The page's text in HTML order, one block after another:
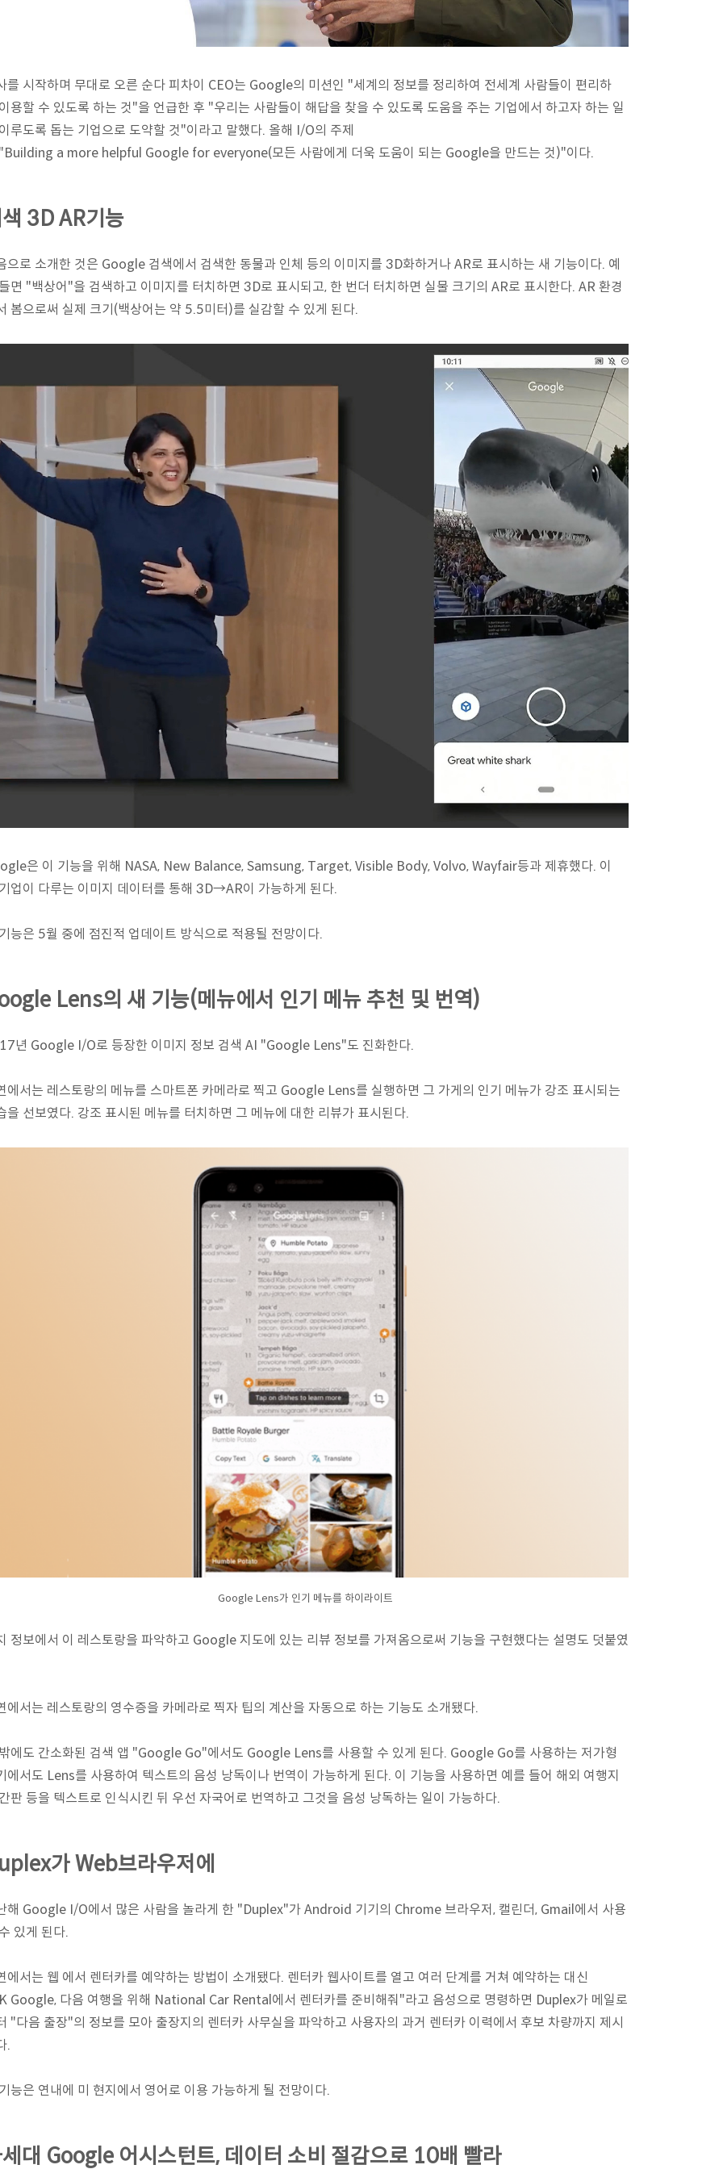
를 시작하며 무대로 오른 순다 피차이 CEO는 Google의 미션인 "세계의 정보를 정리하여 전세계 사람들이 편리하
용할 수 있도록 하는 것"을 언급한 후 "우리는 사람들이 해답을 찾을 수 있도록 도움을 주는 기업에서 하고자 하는 일
루도록 돕는 기업으로 도약할 것"이라고 말했다. 올해 I/O의 주제
a more helpful Google for everyone(모든 사람에게 더욱 도움이 되는 Google을 만드는 것)"이다.
3D AR기능
으로 소개한 것은 Google 검색에서 검색한 동물과 인체 등의 이미지를 3D화하거나 AR로 표시하는 새 기능이다. 예
면 "백상어"을 검색하고 이미지를 터치하면 3D로 표시되고, 한 번더 터치하면 실물 크기의 AR로 표시한다. AR 환경
봄으로써 실제 크기(백상어는 약 5.5미터)를 실감할 수 있게 된다.
은 이 기능을 위해 NASA, New Balance, Samsung, Target, Visible Body, Volvo, Wayfair등과 제휴했다. 이
업이 다루는 이미지 데이터를 통해 3D→AR이 가능하게 된다.
능은 5월 중에 점진적 업데이트 방식으로 적용될 전망이다.
Lens의 새 기능(메뉴에서 인기 메뉴 추천 및 번역)
년 Google I/O로 등장한 이미지 정보 검색 AI "Google Lens"도 진화한다.
에서는 레스토랑의 메뉴를 스마트폰 카메라로 찍고 Google Lens를 실행하면 그 가게의 인기 메뉴가 강조 표시되는
을 선보였다. 강조 표시된 메뉴를 터치하면 그 메뉴에 대한 리뷰가 표시된다.
Google Lens가 인기 메뉴를 하이라이트
정보에서 이 레스토랑을 파악하고 Google 지도에 있는 리뷰 정보를 가져옴으로써 기능을 구현했다는 설명도 덧붙였
에서는 레스토랑의 영수증을 카메라로 찍자 팁의 계산을 자동으로 하는 기능도 소개됐다.
에도 간소화된 검색 앱 "Google Go"에서도 Google Lens를 사용할 수 있게 된다. Google Go를 사용하는 저가형
에서도 Lens를 사용하여 텍스트의 음성 낭독이나 번역이 가능하게 된다. 이 기능을 사용하면 예를 들어 해외 여행지
판 등을 텍스트로 인식시킨 뒤 우선 자국어로 번역하고 그것을 음성 낭독하는 일이 가능하다.
가 Web브라우저에
해 Google I/O에서 많은 사람을 놀라게 한 "Duplex"가 Android 기기의 Chrome 브라우저, 캘린더, Gmail에서 사용
있게 된다.
에서는 웹 에서 렌터카를 예약하는 방법이 소개됐다. 렌터카 웹사이트를 열고 여러 단계를 거쳐 예약하는 대신
Google, 다음 여행을 위해 National Car Rental에서 렌터카를 준비해줘"라고 음성으로 명령하면 Duplex가 메일로
"다음 출장"의 정보를 모아 출장지의 렌터카 사무실을 파악하고 사용자의 과거 렌터카 이력에서 후보 차량까지 제시
.
능은 연내에 미 현지에서 영어로 이용 가능하게 될 전망이다.
대 Google 어시스턴트, 데이터 소비 절감으로 10배 빨라